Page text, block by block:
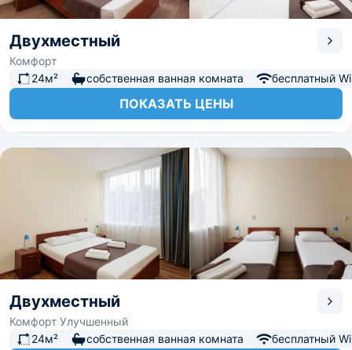
Двухместный
Комфорт
24м²
собственная ванная комната бесплатный
ПОКАЗАТЬ ЦЕНЫ
Двухместный
Комфорт Улучшенный
24м²
собственная ванная комната бесплатный